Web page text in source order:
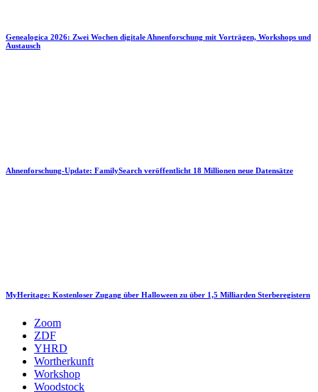
Genealogica 2026: Zwei Wochen digitale Ahnenforschung mit Vorträgen, Workshops und
Austausch
Ahnenforschung-Update: FamilySearch veröffentlicht 18 Millionen neue Datensätze
MyHeritage: Kostenloser Zugang über Halloween zu über 1,5 Milliarden Sterberegistern
Zoom
ZDF
YHRD
Wortherkunft
Workshop
Woodstock